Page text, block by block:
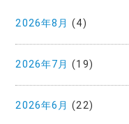
2026年8月 (4)
2026年7月 (19)
2026年6月 (22)